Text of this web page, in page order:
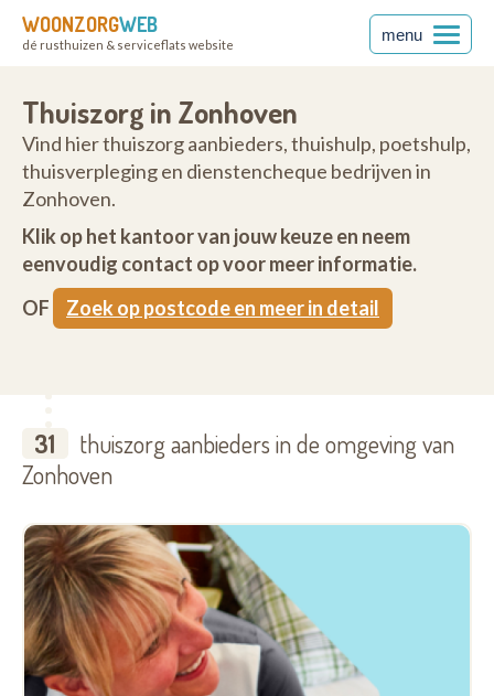
WOONZORGWEB
dé rusthuizen & serviceflats website
menu
Thuiszorg in Zonhoven
Vind hier thuiszorg aanbieders, thuishulp, poetshulp,
thuisverpleging en dienstencheque bedrijven in
Zonhoven.
Klik op het kantoor van jouw keuze en neem
eenvoudig contact op voor meer informatie.
OF
Zoek op postcode en meer in detail
31
thuiszorg aanbieders in de omgeving van
Zonhoven